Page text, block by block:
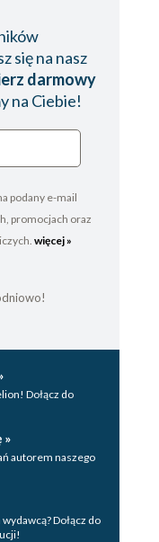
się na nasz
darmowy
na Ciebie!
podany e-mail
promocjach oraz
więcej »
Dołącz do
»
autorem naszego
Dołącz do